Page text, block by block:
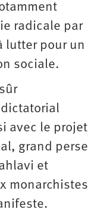
radicale par
lutter pour un
sociale.
avec le projet
grand perse
et
monarchistes